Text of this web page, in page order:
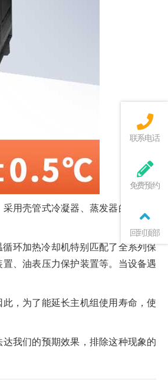
用壳管式冷凝器、蒸发器的优势主
循环加热冷却机特别匹配了全系列保
、油表压力保护装置等。当设备遇
，为了能延长主机组使用寿命，使
我们的预期效果，排除这种现象的
联系电话
免费预约
回到顶部